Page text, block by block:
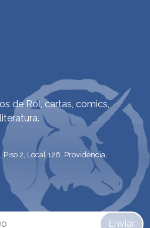
de Rol, cartas, comics,
2, Local 126. Providencia,
Enviar